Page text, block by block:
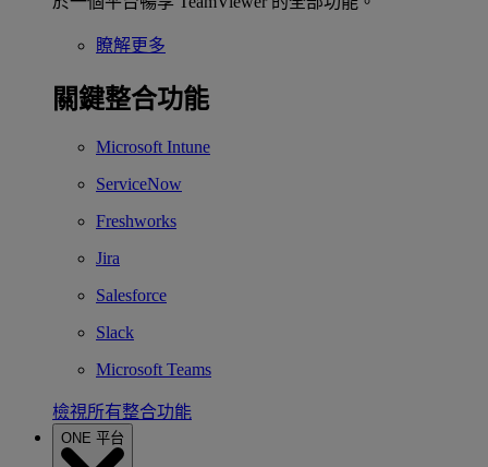
瞭解更多
關鍵整合功能
Microsoft Intune
ServiceNow
Freshworks
Jira
Salesforce
Slack
Microsoft Teams
檢視所有整合功能
ONE 平台